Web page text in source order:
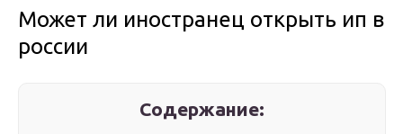
Может ли иностранец открыть ип в
россии
Содержание: